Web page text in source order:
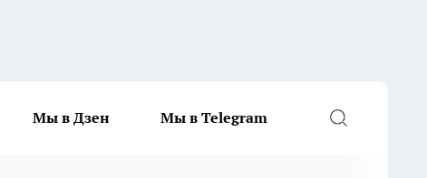
Мы в Дзен Мы в Telegram